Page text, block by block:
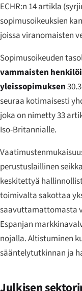
ECHR:n 14 artikla
sopimusoikeuksien
joissa viranomaisten
Sopimusoikeuden
vammaisten
yleissopimuksen
seuraa kotimaisesti
joka on nimetty 33
Iso-Britannialle.
perustuslaillinen
keskitettyä
toimivalta sakottaa
saavuttamattomasta
Espanjan
nojalla. Altistuminen
sääntelytutkinnan ja